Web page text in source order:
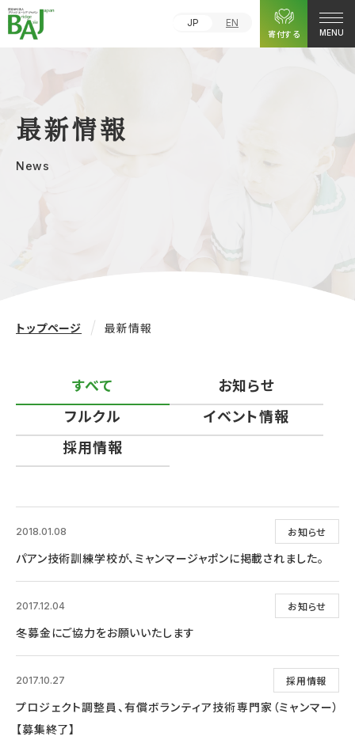
JP
EN
寄付する
MENU
最新情報
News
トップページ 最新情報
すべて
お知らせ
フルクル
イベント情報
採用情報
お知らせ
2018.01.08
パアン技術訓練学校が、ミャンマージャポンに掲載されました。
お知らせ
2017.12.04
冬募金にご協力をお願いいたします
採用情報
2017.10.27
プロジェクト調整員、有償ボランティア技術専門家（ミャンマー）
【募集終了】